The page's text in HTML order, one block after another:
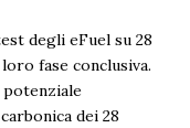
degli eFuel su 28
fase conclusiva.
dei 28